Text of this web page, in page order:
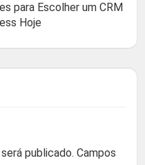
para Escolher um CRM
Hoje
publicado. Campos